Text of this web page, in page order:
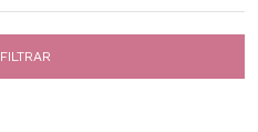
FILTRAR